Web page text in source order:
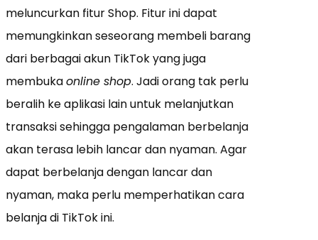
meluncurkan fitur Shop. Fitur ini dapat
memungkinkan seseorang membeli barang
dari berbagai akun TikTok yang juga
membukaonline shop. Jadi orang tak perlu
beralih ke aplikasi lain untuk melanjutkan
transaksi sehingga pengalaman berbelanja
akan terasa lebih lancar dan nyaman. Agar
dapat berbelanja dengan lancar dan
nyaman, maka perlu memperhatikan cara
belanja di TikTok ini.